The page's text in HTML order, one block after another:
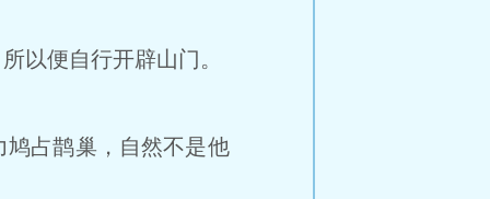
便自行开辟山门。
占鹊巢，自然不是他